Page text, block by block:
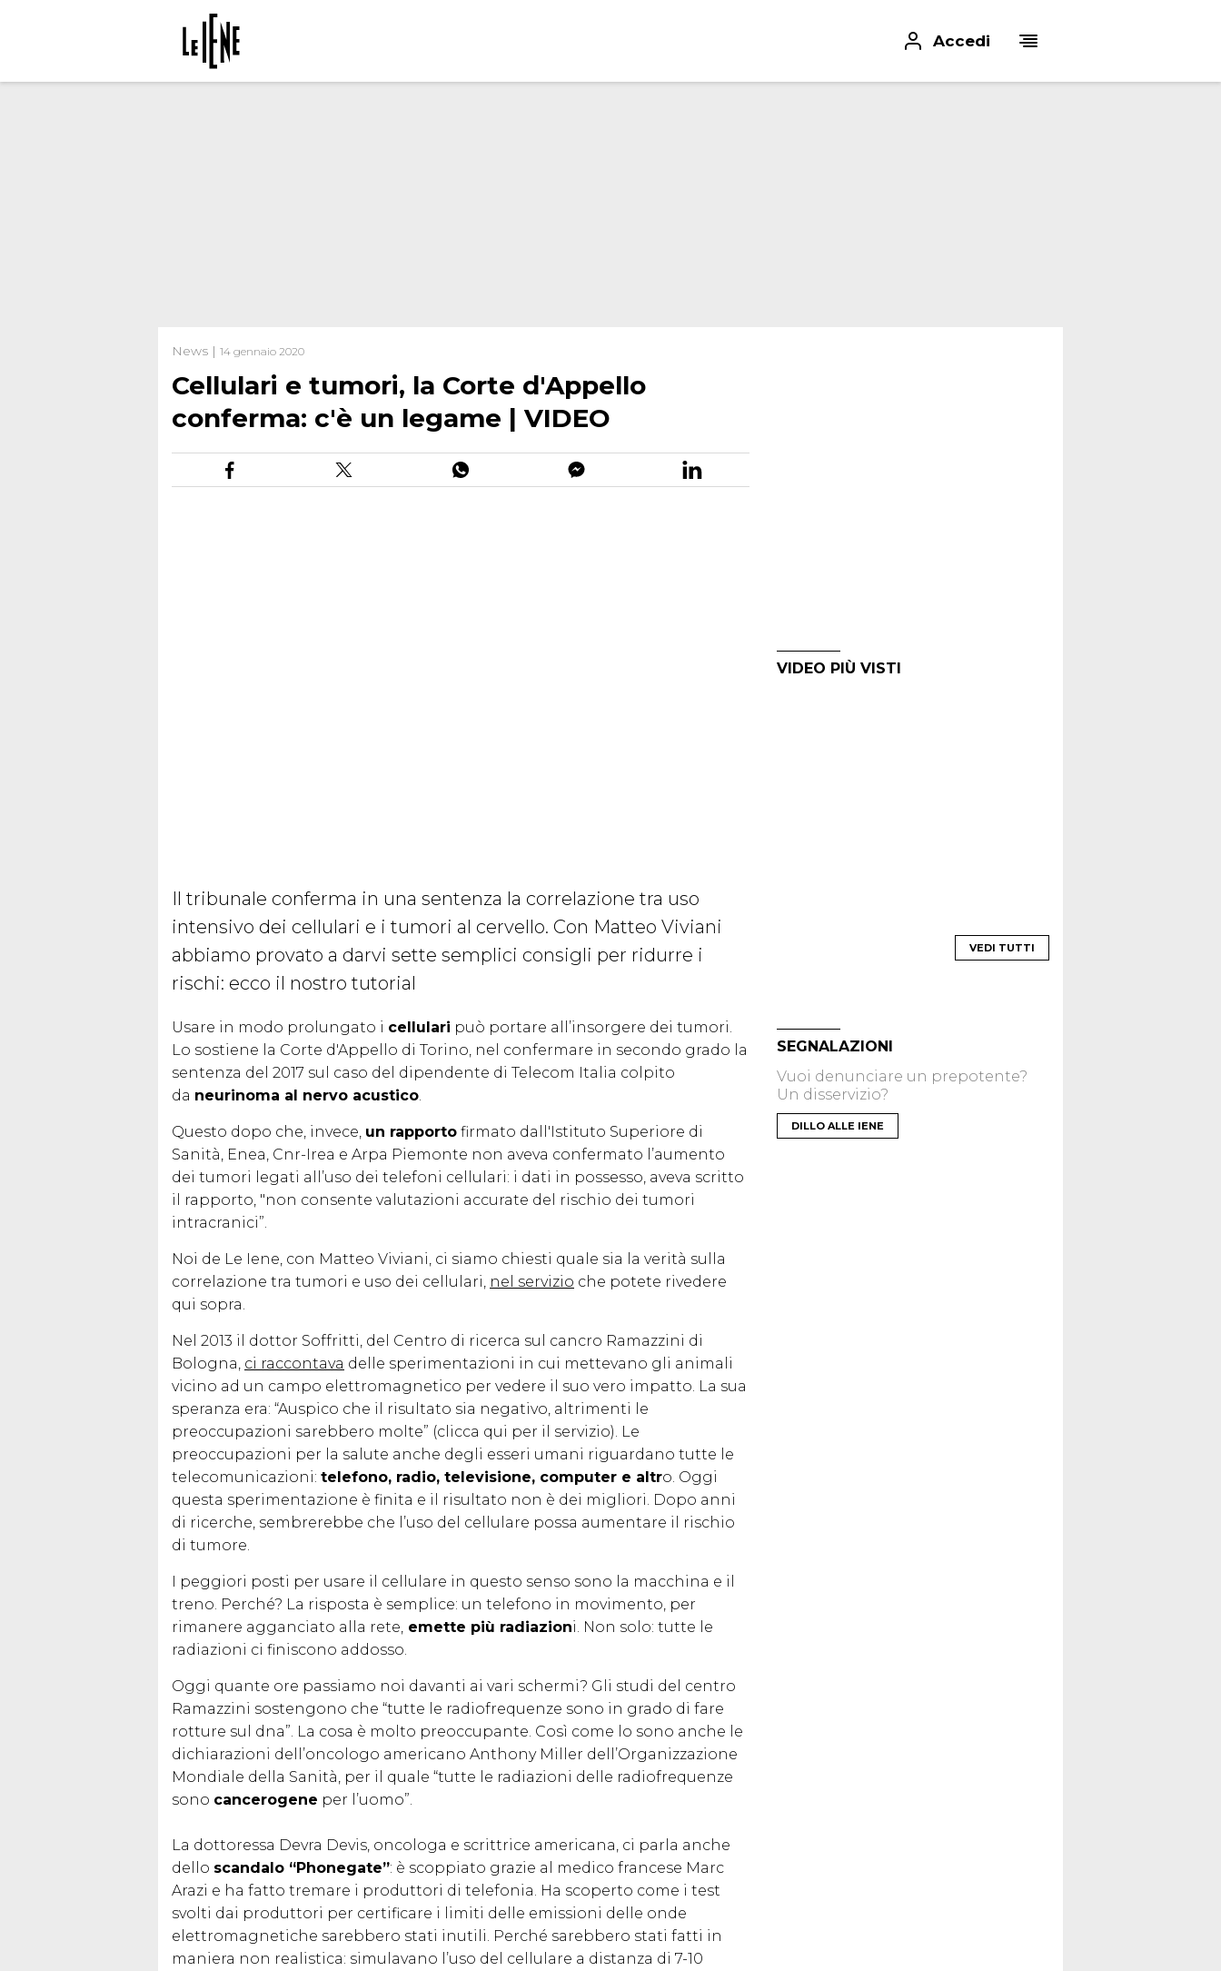
Accedi
News | 14 gennaio 2020
Cellulari e tumori, la Corte d'Appello
conferma: c'è un legame | VIDEO
Il tribunale conferma in una sentenza la correlazione tra uso
intensivo dei cellulari e i tumori al cervello. Con Matteo Viviani
abbiamo provato a darvi sette semplici consigli per ridurre i
rischi: ecco il nostro tutorial
Usare in modo prolungato i cellulari può portare all’insorgere dei tumori.
Lo sostiene la Corte d'Appello di Torino, nel confermare in secondo grado la
sentenza del 2017 sul caso del dipendente di Telecom Italia colpito
da neurinoma al nervo acustico
Questo dopo che, invece, un rapporto firmato dall'Istituto Superiore di
Sanità, Enea, Cnr-Irea e Arpa Piemonte non aveva confermato l’aumento
dei tumori legati all’uso dei telefoni cellulari: i dati in possesso, aveva scritto
il rapporto, "non consente valutazioni accurate del rischio dei tumori
intracranici”.
Noi de Le Iene, con Matteo Viviani, ci siamo chiesti quale sia la verità sulla
correlazione tra tumori e uso dei cellulari, nel servizio che potete rivedere
qui sopra.
Nel 2013 il dottor Soffritti, del Centro di ricerca sul cancro Ramazzini di
Bologna, ci raccontava delle sperimentazioni in cui mettevano gli animali
vicino ad un campo elettromagnetico per vedere il suo vero impatto. La sua
speranza era: “Auspico che il risultato sia negativo, altrimenti le
preoccupazioni sarebbero molte” (clicca qui per il servizio). Le
preoccupazioni per la salute anche degli esseri umani riguardano tutte le
telecomunicazioni: telefono, radio, televisione, computer e altro. Oggi
questa sperimentazione è finita e il risultato non è dei migliori. Dopo anni
di ricerche, sembrerebbe che l’uso del cellulare possa aumentare il rischio
di tumore.
I peggiori posti per usare il cellulare in questo senso sono la macchina e il
treno. Perché? La risposta è semplice: un telefono in movimento, per
rimanere agganciato alla rete, emette più radiazioni. Non solo: tutte le
radiazioni ci finiscono addosso.
Oggi quante ore passiamo noi davanti ai vari schermi? Gli studi del centro
Ramazzini sostengono che “tutte le radiofrequenze sono in grado di fare
rotture sul dna”. La cosa è molto preoccupante. Così come lo sono anche le
dichiarazioni dell’oncologo americano Anthony Miller dell’Organizzazione
Mondiale della Sanità, per il quale “tutte le radiazioni delle radiofrequenze
sono cancerogene per l’uomo”.
La dottoressa Devra Devis, oncologa e scrittrice americana, ci parla anche
dello scandalo “Phonegate”: è scoppiato grazie al medico francese Marc
Arazi e ha fatto tremare i produttori di telefonia. Ha scoperto come i test
svolti dai produttori per certificare i limiti delle emissioni delle onde
elettromagnetiche sarebbero stati inutili. Perché sarebbero stati fatti in
maniera non realistica: simulavano l’uso del cellulare a distanza di 7-10
VIDEO PIÙ VISTI
VEDI TUTTI
SEGNALAZIONI
Vuoi denunciare un prepotente?
Un disservizio?
DILLO ALLE IENE